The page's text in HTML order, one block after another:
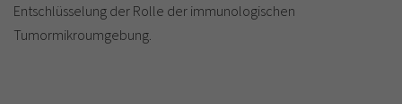
Entschlüsselung der Rolle der immunologischen
Tumormikroumgebung.